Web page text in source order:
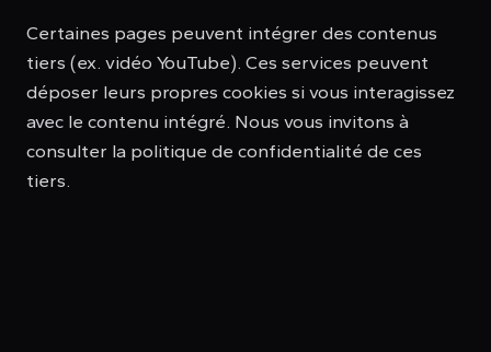
Certaines pages peuvent intégrer des contenus
tiers (ex. vidéo YouTube). Ces services peuvent
déposer leurs propres cookies si vous interagissez
avec le contenu intégré. Nous vous invitons à
consulter la politique de confidentialité de ces
tiers.